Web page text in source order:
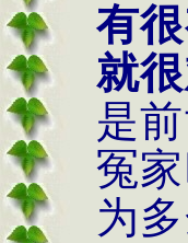
有
就
是
冤
为